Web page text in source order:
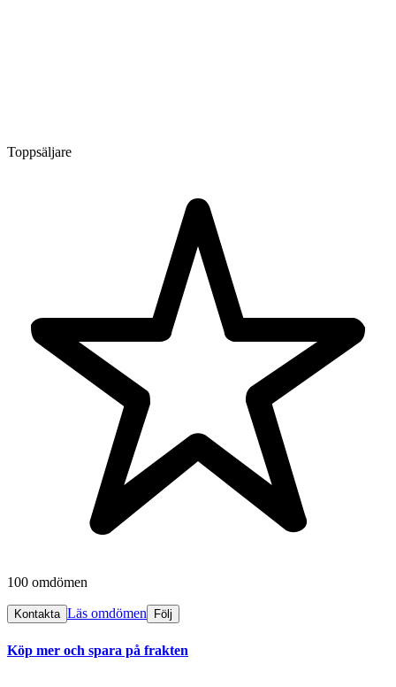
Toppsäljare
100 omdömen
Kontakta Läs omdömen Följ
Köp mer och spara på frakten